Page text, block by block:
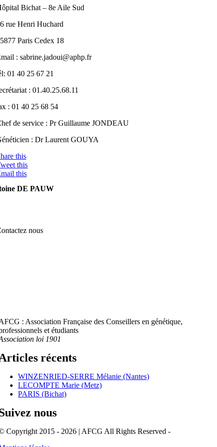
Bichat – 8e Aile Sud
rue Henri Huchard
Paris Cedex 18
: sabrine.jadoui@aphp.fr
01 40 25 67 21
: 01.40.25.68.11
: 01 40 25 68 54
de service : Pr Guillaume JONDEAU
: Dr Laurent GOUYA
this
this
this
DE PAUW
nous
: Association Française des Conseillers en génétique,
et étudiants
loi 1901
récents
WINZENRIED-SERRE Mélanie (Nantes)
LECOMPTE Marie (Metz)
PARIS (Bichat)
nous
Copyright 2015 - 2026 | AFCG All Rights Reserved -